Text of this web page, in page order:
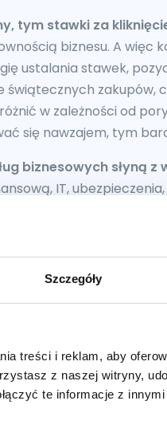
Szczegóły
treści i reklam, aby
z naszej witryny,
te informacje z
tym stawki za
biznesu. A więc
ustalania stawek,
świątecznych zakupów,
w zależności od
się nawzajem, tym
biznesowych słyną z
IT,
firmie naprawdę
masz do wyboru
zalety i sprawdzą się
kosztem za kliknięcie.
w Google Ads.
kampanii Google
na określone słowo